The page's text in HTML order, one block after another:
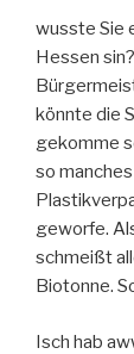
wusste Sie
Hessen
könnte die
gekomme
so
geworfe.
schmeißt
Biotonne.
Isch hab